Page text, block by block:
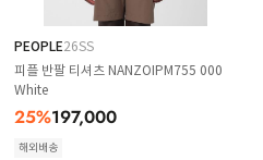
PEOPLE26SS
피플 반팔 티셔츠 NANZOIPM755 000
White
25%197,000
해외배송